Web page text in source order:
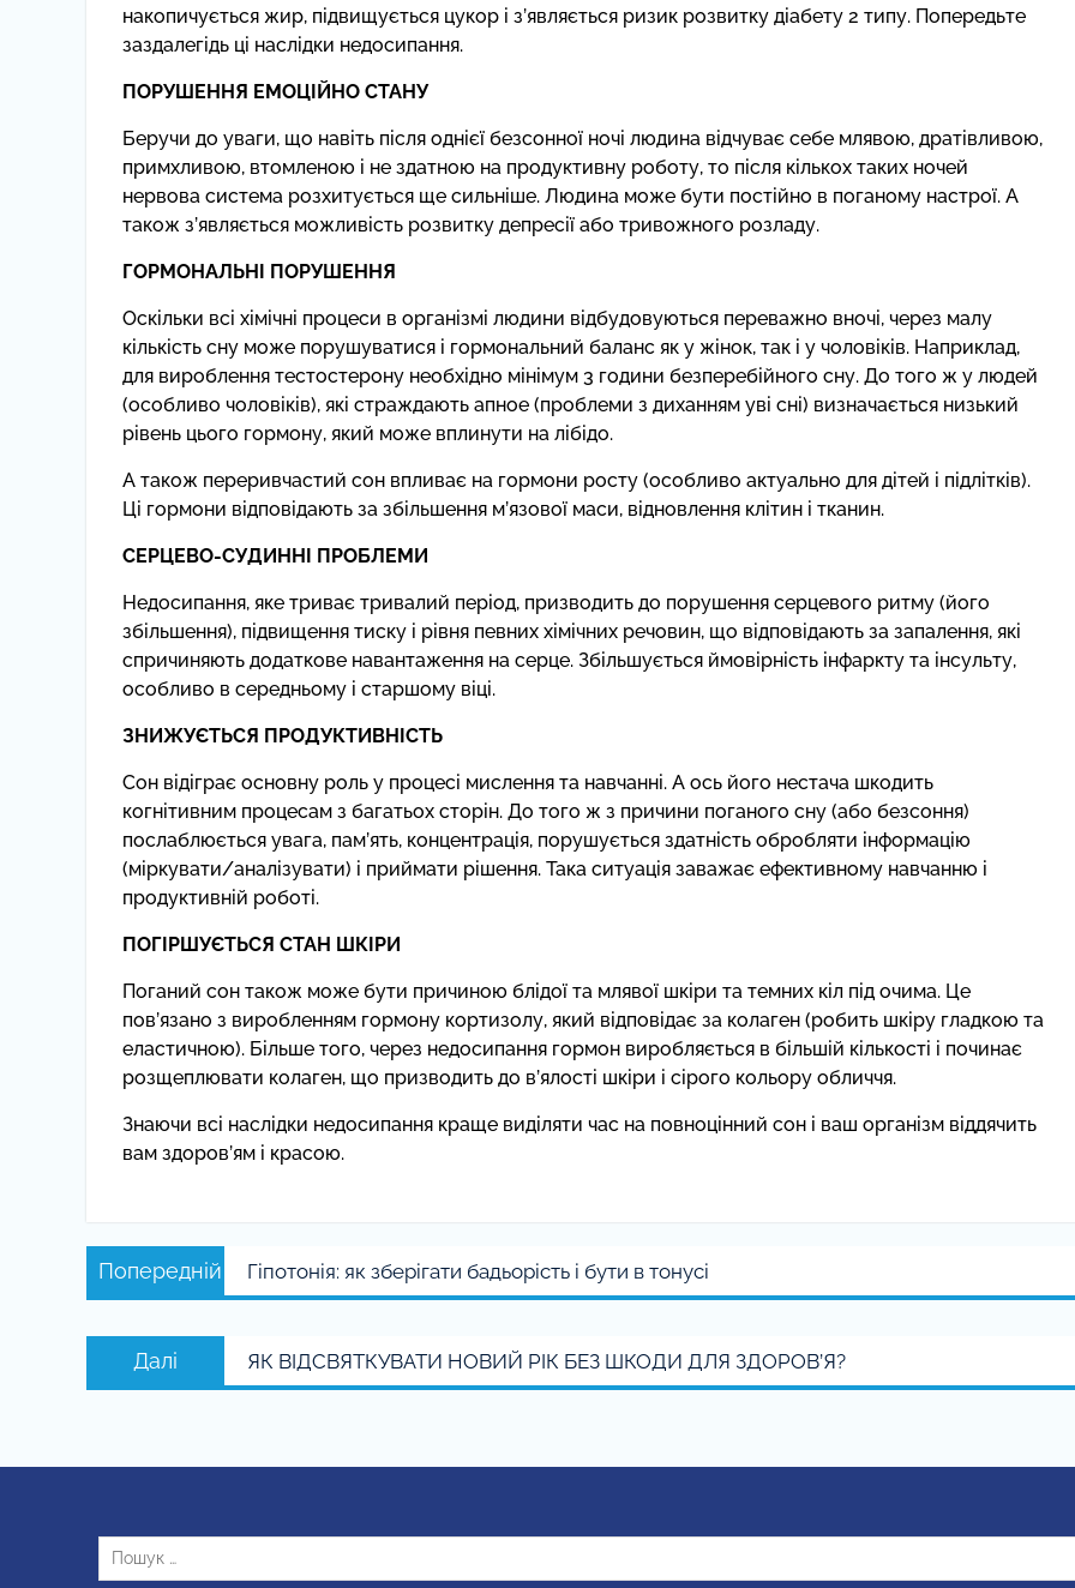
накопичується жир, підвищується цукор і з’являється ризик розвитку діабету 2 типу. Попередьте
заздалегідь ці наслідки недосипання.
ПОРУШЕННЯ ЕМОЦІЙНО СТАНУ
Беручи до уваги, що навіть після однієї безсонної ночі людина відчуває себе млявою, дратівливою,
примхливою, втомленою і не здатною на продуктивну роботу, то після кількох таких ночей
нервова система розхитується ще сильніше. Людина може бути постійно в поганому настрої. А
також з’являється можливість розвитку депресії або тривожного розладу.
ГОРМОНАЛЬНІ ПОРУШЕННЯ
Оскільки всі хімічні процеси в організмі людини відбудовуються переважно вночі, через малу
кількість сну може порушуватися і гормональний баланс як у жінок, так і у чоловіків. Наприклад,
для вироблення тестостерону необхідно мінімум 3 години безперебійного сну. До того ж у людей
(особливо чоловіків), які страждають апное (проблеми з диханням уві сні) визначається низький
рівень цього гормону, який може вплинути на лібідо.
А також переривчастий сон впливає на гормони росту (особливо актуально для дітей і підлітків).
Ці гормони відповідають за збільшення м’язової маси, відновлення клітин і тканин.
СЕРЦЕВО-СУДИННІ ПРОБЛЕМИ
Недосипання, яке триває тривалий період, призводить до порушення серцевого ритму (його
збільшення), підвищення тиску і рівня певних хімічних речовин, що відповідають за запалення, які
спричиняють додаткове навантаження на серце. Збільшується ймовірність інфаркту та інсульту,
особливо в середньому і старшому віці.
ЗНИЖУЄТЬСЯ ПРОДУКТИВНІСТЬ
Сон відіграє основну роль у процесі мислення та навчанні. А ось його нестача шкодить
когнітивним процесам з багатьох сторін. До того ж з причини поганого сну (або безсоння)
послаблюється увага, пам’ять, концентрація, порушується здатність обробляти інформацію
(міркувати/аналізувати) і приймати рішення. Така ситуація заважає ефективному навчанню і
продуктивній роботі.
ПОГІРШУЄТЬСЯ СТАН ШКІРИ
Поганий сон також може бути причиною блідої та млявої шкіри та темних кіл під очима. Це
пов’язано з виробленням гормону кортизолу, який відповідає за колаген (робить шкіру гладкою та
еластичною). Більше того, через недосипання гормон виробляється в більшій кількості і починає
розщеплювати колаген, що призводить до в’ялості шкіри і сірого кольору обличчя.
Знаючи всі наслідки недосипання краще виділяти час на повноцінний сон і ваш організм віддячить
вам здоров’ям і красою.
Навігація
записів
Попередній
Попередній
запис:
Гіпотонія: як зберігати бадьорість і бути в тонусі
Далі
запис:
ЯК ВІДСВЯТКУВАТИ НОВИЙ РІК БЕЗ ШКОДИ ДЛЯ ЗДОРОВ’Я?
Пошук: